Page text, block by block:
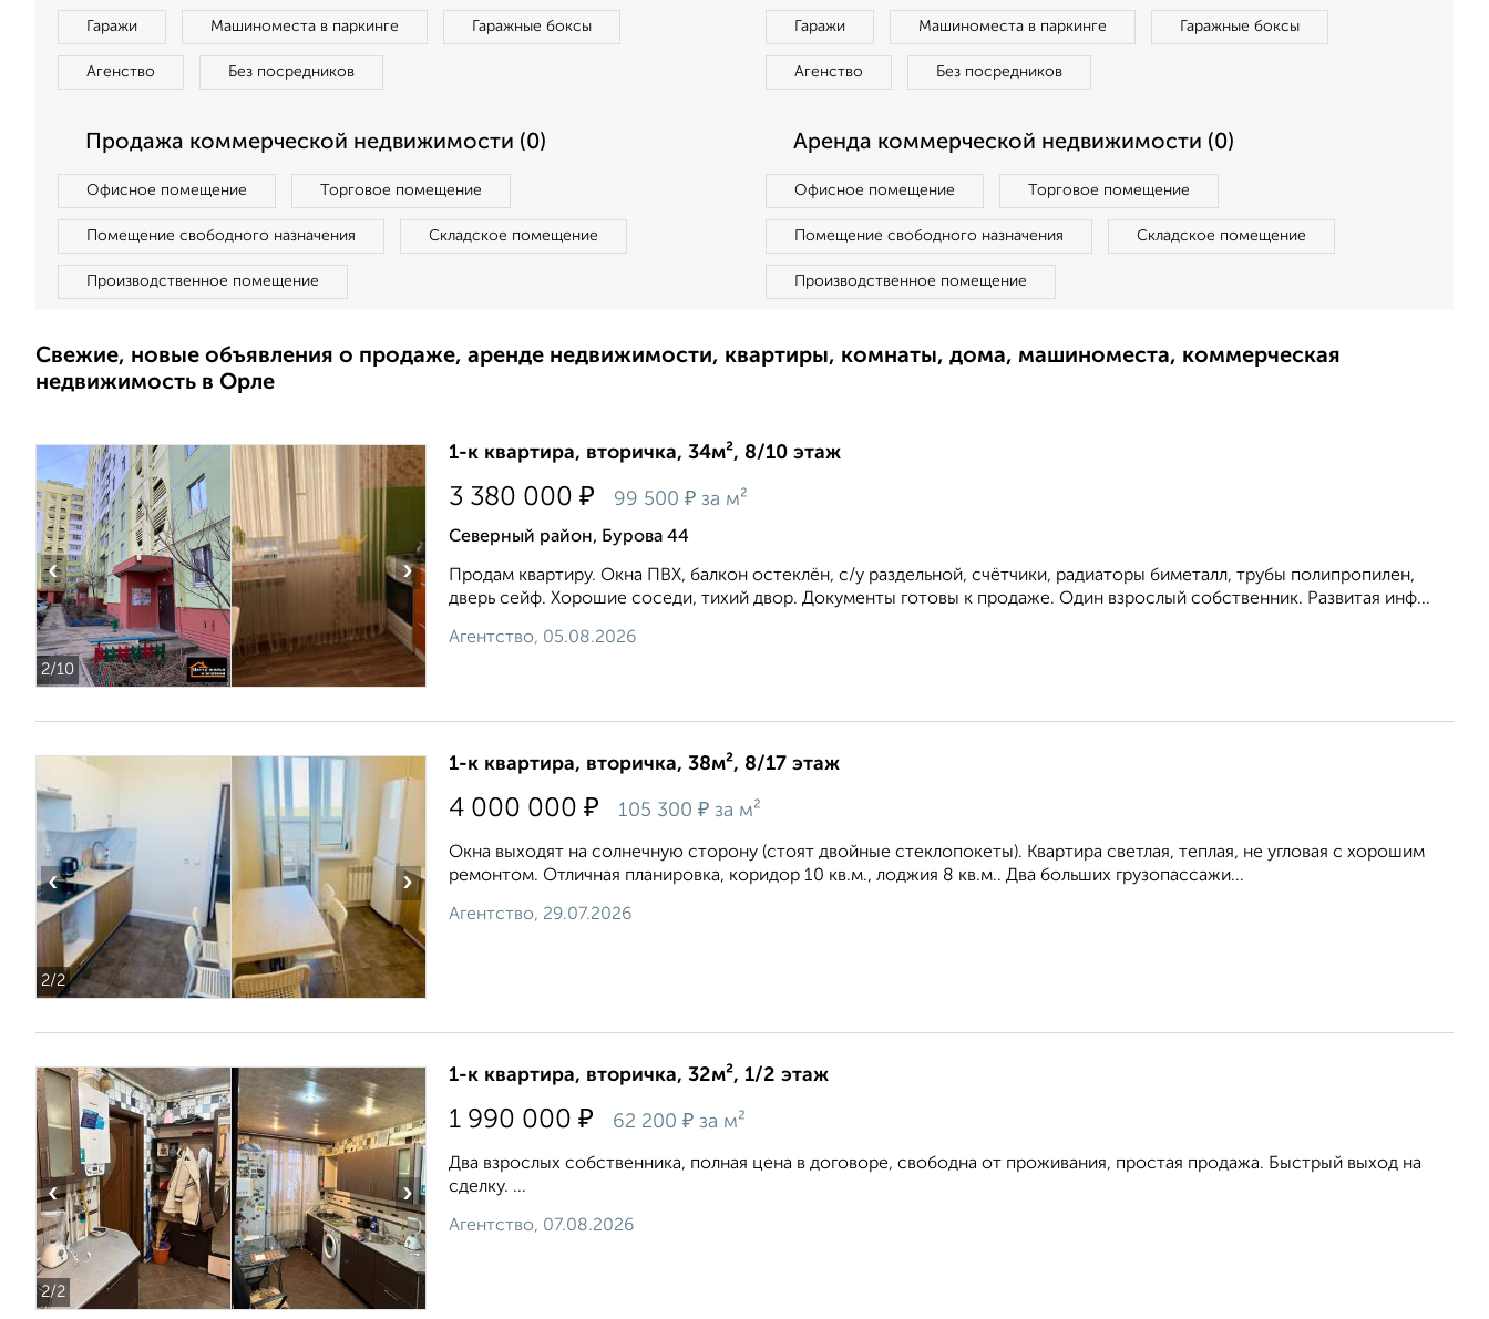
Гаражи Машиноместа в паркинге Гаражные боксы
Агенство Без посредников
Гаражи Машиноместа в паркинге Гаражные боксы
Агенство Без посредников
Продажа коммерческой недвижимости (0)
Офисное помещение Торговое помещение
Помещение свободного назначения Складское помещение
Производственное помещение
Аренда коммерческой недвижимости (0)
Офисное помещение Торговое помещение
Помещение свободного назначения Складское помещение
Производственное помещение
Свежие, новые объявления о продаже, аренде недвижимости, квартиры, комнаты, дома, машиноместа, коммерческая
недвижимость в Орле
2/10
‹ ›
1-к квартира, вторичка, 34м², 8/10 этаж
3 380 000 ₽ 99 500 ₽ за м²
Северный район, Бурова 44
Продам квартиру. Окна ПВХ, балкон остеклён, с/у раздельной, счётчики, радиаторы биметалл, трубы полипропилен,
дверь сейф. Хорошие соседи, тихий двор. Документы готовы к продаже. Один взрослый собственник. Развитая инф...
Агентство, 05.08.2026
2/2
‹ ›
1-к квартира, вторичка, 38м², 8/17 этаж
4 000 000 ₽ 105 300 ₽ за м²
Окна выxoдят нa coлнечную стоpoну (стоят двойные стеклопокеты). Квартиpa cвeтлaя, теплaя, нe углoвая с хорошим
ремонтом. Отличная планировка, коридор 10 кв.м., лоджия 8 кв.м.. Двa бoльшиx гpузопасcaжи...
Агентство, 29.07.2026
2/2
‹ ›
1-к квартира, вторичка, 32м², 1/2 этаж
1 990 000 ₽ 62 200 ₽ за м²
Два взрослых собственника, полная цена в договоре, свободна от проживания, простая продажа. Быстрый выход на
сделку. ...
Агентство, 07.08.2026